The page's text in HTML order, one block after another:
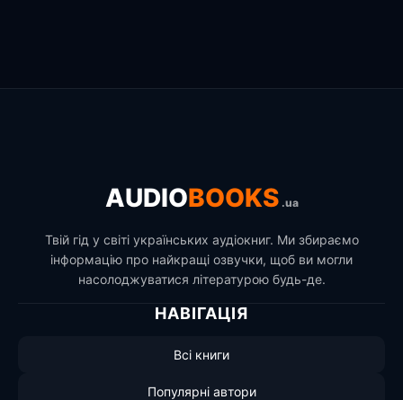
AUDIOBOOKS .ua
Твій гід у світі українських аудіокниг. Ми збираємо
інформацію про найкращі озвучки, щоб ви могли
насолоджуватися літературою будь-де.
НАВІГАЦІЯ
Всі книги
Популярні автори